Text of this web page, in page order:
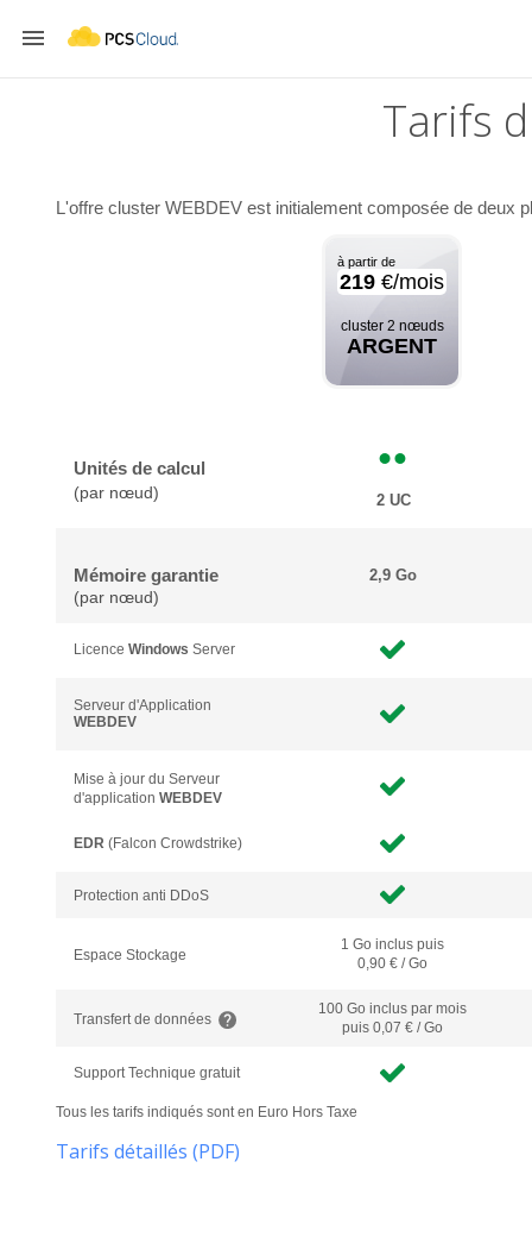

Tarifs
L'offre cluster WEBDEV est initialement composée de deux
à partir de
219 €/mois
cluster 2 nœuds
ARGENT
Unités de calcul
(par nœud) 2 UC
Mémoire garantie 2,9 Go
(par nœud)
Licence Windows Server
Serveur d'Application
WEBDEV
Mise à jour du Serveur
d'application WEBDEV
EDR (Falcon Crowdstrike)
Protection anti DDoS
Espace Stockage
1 Go inclus puis
0,90 € / Go
Transfert de données
100 Go incluspar mois
puis 0,07 € / Go
Support Technique gratuit
Tous les tarifs indiqués sont en Euro Hors Taxe
Tarifs détaillés (PDF)